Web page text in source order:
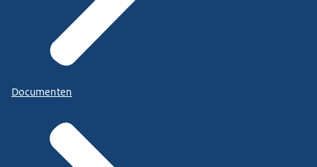
Documenten